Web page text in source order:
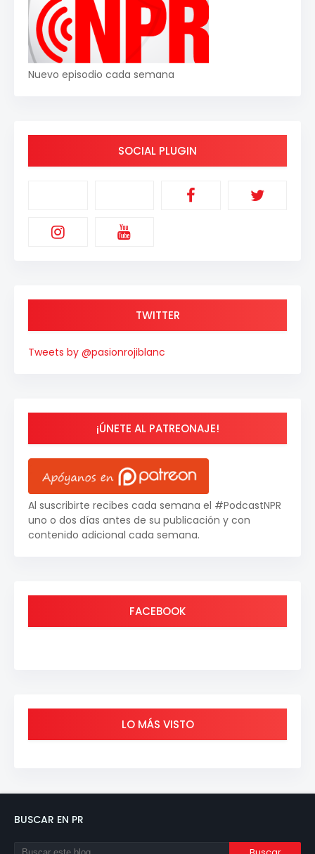
Nuevo episodio cada semana
SOCIAL PLUGIN
TWITTER
Tweets by @pasionrojiblanc
¡ÚNETE AL PATREONAJE!
Al suscribirte recibes cada semana el #PodcastNPR
uno o dos días antes de su publicación y con
contenido adicional cada semana.
FACEBOOK
LO MÁS VISTO
BUSCAR EN PR